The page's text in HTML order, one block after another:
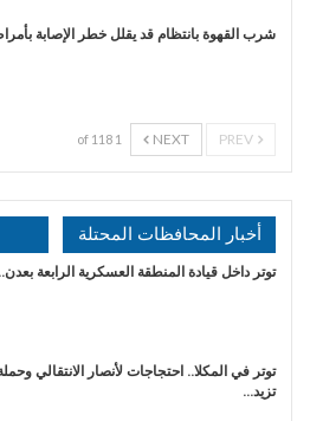
شرب القهوة بانتظام قد يقلل خطر الإصابة
NEXT
1 of 118
أخبار المحافظات المحتلة
توتر داخل قيادة المنطقة العسكرية الرابعة
توتر في المكلا.. احتجاجات لأنصار الانتقالي
تزيد…